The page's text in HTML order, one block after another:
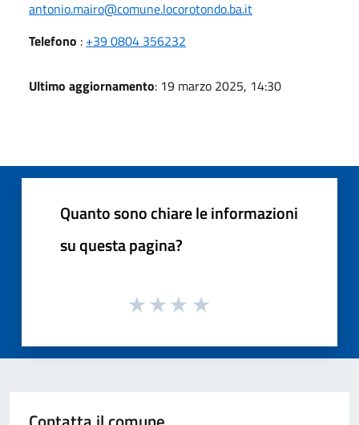
antonio.mairo@comune.locorotondo.ba.it
Telefono : +39 0804 356232
Ultimo aggiornamento: 19 marzo 2025, 14:30
Quanto sono chiare le informazioni
su questa pagina?